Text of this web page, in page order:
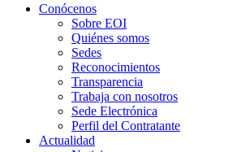
Conócenos
Sobre EOI
Quiénes somos
Sedes
Reconocimientos
Transparencia
Trabaja con nosotros
Sede Electrónica
Perfil del Contratante
Actualidad